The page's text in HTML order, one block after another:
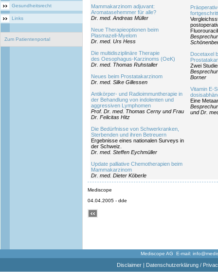
Gesundheitsrecht
Links
Zum Patientenportal
Mammakarzinom adjuvant:
Aromatasehemmer für alle?
Dr. med. Andreas Müller
Neue Therapieoptionen beim
Plasmazell-Myelom
Dr. med. Urs Hess
Die multidisziplinäre Therapie
des Oesophagus-Karzinoms (OeK)
Dr. med. Thomas Ruhstaller
Neues beim Prostatakarzinom
Dr. med. Silke Gillessen
Antikörper- und Radioimmuntherapie in
der Behandlung von indolenten und
aggressiven Lymphomen
Prof. Dr. med. Thomas Cerny und Frau
Dr. Felicitas Hitz
Die Bedürfnisse von Schwerkranken,
Sterbenden und ihren Betreuern
Ergebnisse eines nationalen Surveys in
der Schweiz.
Dr. med. Steffen Eychmüller
Update palliative Chemotherapien beim
Mammakarzinom
Dr. med. Dieter Köberle
Docetaxel
Zwei
Borner
Vitamin E-
Eine
und Dr.
Mediscope
04.04.2005 - dde
Mediscope AG E-mail:
Disclaimer| Datenschutzerklärung /